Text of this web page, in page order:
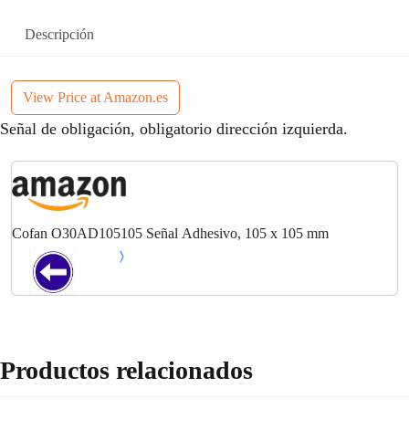
Descripción
View Price at Amazon.es
Señal de obligación, obligatorio dirección izquierda.
Cofan O30AD105105 Señal Adhesivo, 105 x 105 mm
Productos relacionados